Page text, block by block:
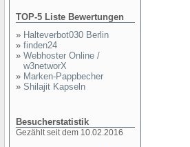
TOP-5 Liste Bewertungen
» Halteverbot030 Berlin
» finden24
» Webhoster Online /
w3networX
» Marken-Pappbecher
» Shilajit Kapseln
Besucherstatistik
Gezählt seit dem 10.02.2016